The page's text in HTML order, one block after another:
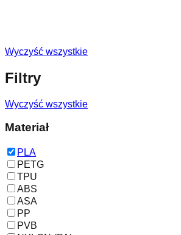
Wyczyść wszystkie
Filtry
Wyczyść wszystkie
Materiał
PLA
PETG
TPU
ABS
ASA
PP
PVB